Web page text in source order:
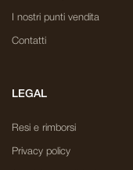
I nostri punti vendita
Contatti
LEGAL
Resi e rimborsi
Privacy policy